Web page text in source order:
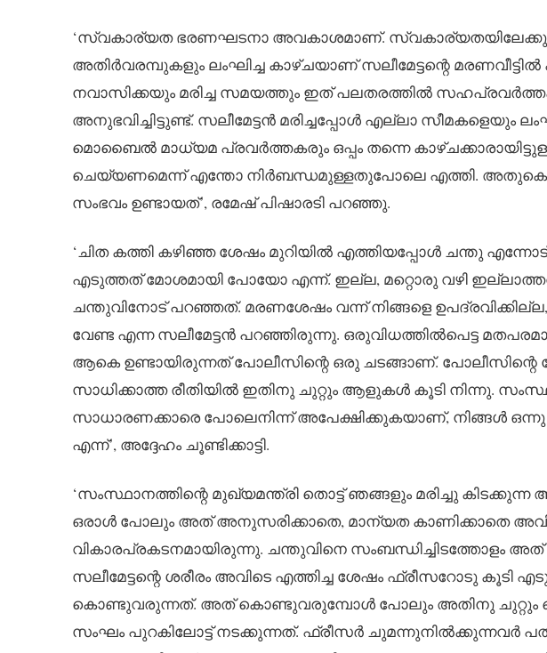
‘സ്വകാര്യത ഭരണഘടനാ അവകാശമാണ്.
അതിർവരമ്പുകളും ലംഘിച്ച കാഴ്ചയാണ് സലീമേട്ടന്റെ
നവാസിക്കയും മരിച്ച സമയത്തും ഇത് പലതരത്തിൽ
അനുഭവിച്ചിട്ടുണ്ട്. സലീമേട്ടൻ മരിച്ചപ്പോൾ എല്ലാ സീമകളെയും
മൊബൈൽ മാധ്യമ പ്രവർത്തകരും ഒപ്പം തന്നെ
ചെയ്യണമെന്ന് എന്തോ നിർബന്ധമുള്ളതുപോലെ എത്തി.
സംഭവം ഉണ്ടായത്’, രമേഷ് പിഷാരടി പറഞ്ഞു.
‘ചിത കത്തി കഴിഞ്ഞ ശേഷം മുറിയിൽ എത്തിയപ്പോൾ ചന്തു എന്നോട്
എടുത്തത് മോശമായി പോയോ എന്ന്. ഇല്ല, മറ്റൊരു വഴി
ചന്തുവിനോട് പറഞ്ഞത്. മരണശേഷം വന്ന് നിങ്ങളെ
വേണ്ട എന്ന സലീമേട്ടൻ പറഞ്ഞിരുന്നു. ഒരുവിധത്തിൽപെട്ട
ആകെ ഉണ്ടായിരുന്നത് പോലീസിന്റെ ഒരു ചടങ്ങാണ്. പോലീസിന്റെ
സാധിക്കാത്ത രീതിയിൽ ഇതിനു ചുറ്റും ആളുകൾ കൂടി നിന്നു.
സാധാരണക്കാരെ പോലെനിന്ന് അപേക്ഷിക്കുകയാണ്‌, നിങ്ങൾ ഒന്നു
എന്ന്’, അദ്ദേഹം ചൂണ്ടിക്കാട്ടി.
‘സംസ്ഥാനത്തിന്റെ മുഖ്യമന്ത്രി തൊട്ട് ഞങ്ങളും മരിച്ചു കിടക്കുന്ന
ഒരാൾ പോലും അത് അനുസരിക്കാതെ, മാന്യത കാണിക്കാതെ
വികാരപ്രകടനമായിരുന്നു. ചന്തുവിനെ സംബന്ധിച്ചിടത്തോളം
സലീമേട്ടന്റെ ശരീരം അവിടെ എത്തിച്ച ശേഷം ഫ്രീസറോടു കൂടി
കൊണ്ടുവരുന്നത്. അത് കൊണ്ടുവരുമ്പോൾ പോലും അതിനു
സംഘം പുറകിലോട്ട് നടക്കുന്നത്. ഫ്രീസർ ചുമന്നുനിൽക്കുന്നവർ